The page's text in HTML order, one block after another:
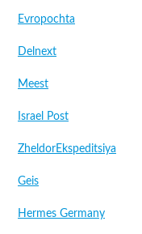
Evropochta
Delnext
Meest
Israel Post
ZheldorEkspeditsiya
Geis
Hermes Germany